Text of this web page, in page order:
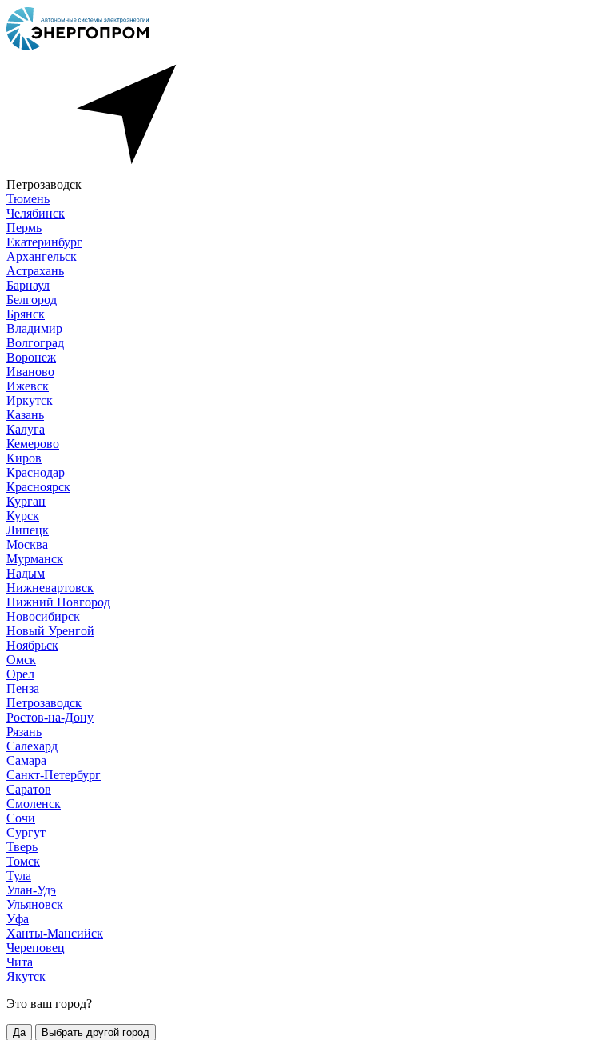
Петрозаводск
Тюмень
Челябинск
Пермь
Екатеринбург
Архангельск
Астрахань
Барнаул
Белгород
Брянск
Владимир
Волгоград
Воронеж
Иваново
Ижевск
Иркутск
Казань
Калуга
Кемерово
Киров
Краснодар
Красноярск
Курган
Курск
Липецк
Москва
Мурманск
Надым
Нижневартовск
Нижний Новгород
Новосибирск
Новый Уренгой
Ноябрьск
Омск
Орел
Пенза
Петрозаводск
Ростов-на-Дону
Рязань
Салехард
Самара
Санкт-Петербург
Саратов
Смоленск
Сочи
Сургут
Тверь
Томск
Тула
Улан-Удэ
Ульяновск
Уфа
Ханты-Мансийск
Череповец
Чита
Якутск
Это ваш город?
Да Выбрать другой город